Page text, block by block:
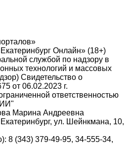
Онлайн» (18+)
службой по надзору в
технологий и массовых
Свидетельство о
от 06.02.2023 г.
ответственностью
Марина Андреевна
ул. Шейнкмана, 10,
8 (343) 379-49-95, 34-555-34,